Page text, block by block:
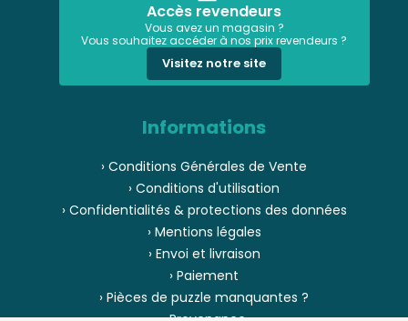
Accès revendeurs
Vous avez un magasin ?
Vous souhaitez accéder à nos prix revendeurs ?
Visitez notre site
Informations
› Conditions Générales de Vente
› Conditions d'utilisation
› Confidentialités & protections des données
› Mentions légales
› Envoi et livraison
› Paiement
› Pièces de puzzle manquantes ?